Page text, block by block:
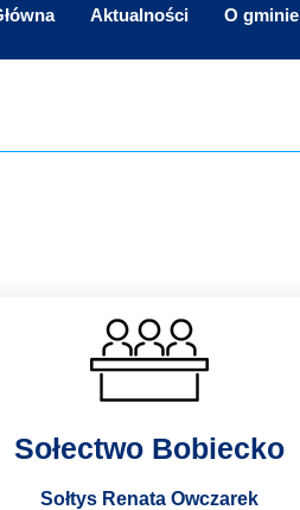
Aktualności O gminie
Sołectwo Bobiecko
Sołtys Renata Owczarek